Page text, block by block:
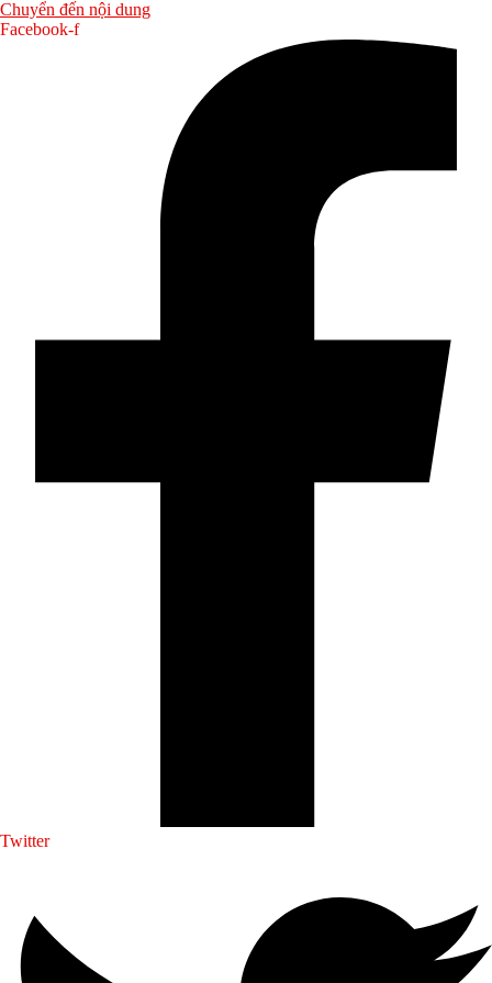
Chuyển đến nội dung
Facebook-f
Twitter